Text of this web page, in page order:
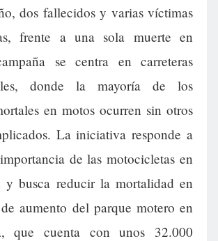
dos fallecidos y varias víctimas
frente a una sola muerte en
se centra en carreteras
donde la mayoría de los
en motos ocurren sin otros
La iniciativa responde a
de las motocicletas en
busca reducir la mortalidad en
aumento del parque motero en
que cuenta con unos 32.000